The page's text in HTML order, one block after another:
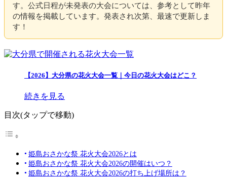
す。公式日程が未発表の大会については、参考として昨年
の情報を掲載しています。発表され次第、最速で更新しま
す！
【2026】大分県の花火大会一覧｜今日の花火大会はどこ？
続きを見る
目次(タップで移動)
姫島おさかな祭 花火大会2026とは
姫島おさかな祭 花火大会2026の開催はいつ？
姫島おさかな祭 花火大会2026の打ち上げ場所は？